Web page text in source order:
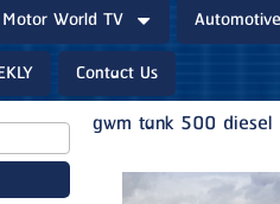
Motor World TV
Contact Us
gwm tank 500 diesel